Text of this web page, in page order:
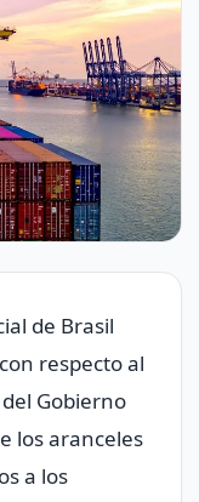
de Brasil
respecto al
Gobierno
los aranceles
a los